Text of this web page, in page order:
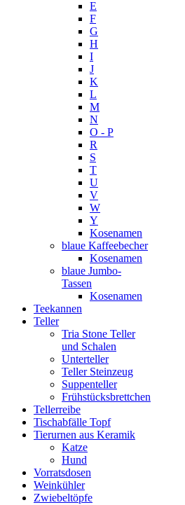
E
F
G
H
I
J
K
L
M
N
O - P
R
S
T
U
V
W
Y
Kosenamen
blaue Kaffeebecher
Kosenamen
blaue Jumbo-
Tassen
Kosenamen
Teekannen
Teller
Tria Stone Teller
und Schalen
Unterteller
Teller Steinzeug
Suppenteller
Frühstücksbrettchen
Tellerreibe
Tischabfälle Topf
Tierurnen aus Keramik
Katze
Hund
Vorratsdosen
Weinkühler
Zwiebeltöpfe